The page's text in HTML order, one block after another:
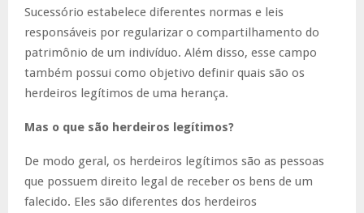
Sucessório estabelece diferentes normas e leis
responsáveis por regularizar o compartilhamento do
patrimônio de um indivíduo. Além disso, esse campo
também possui como objetivo definir quais são os
herdeiros legítimos de uma herança.
Mas o que são herdeiros legítimos?
De modo geral, os herdeiros legítimos são as pessoas
que possuem direito legal de receber os bens de um
falecido. Eles são diferentes dos herdeiros